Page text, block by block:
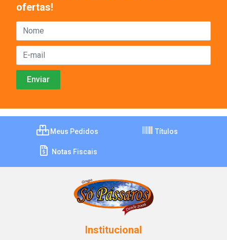
ofertas!
Meus Pedidos Títulos
Notas Fiscais
Institucional